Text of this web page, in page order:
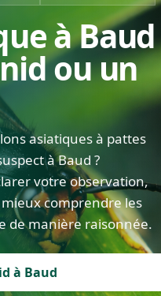
à Baud
ou un
asiatiques à pattes
à Baud ?
votre observation,
comprendre les
de manière raisonnée.
à Baud